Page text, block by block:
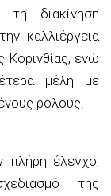
διακίνηση
καλλιέργεια
Κορινθίας, ενώ
μέλη με
ρόλους.
πλήρη έλεγχο,
της